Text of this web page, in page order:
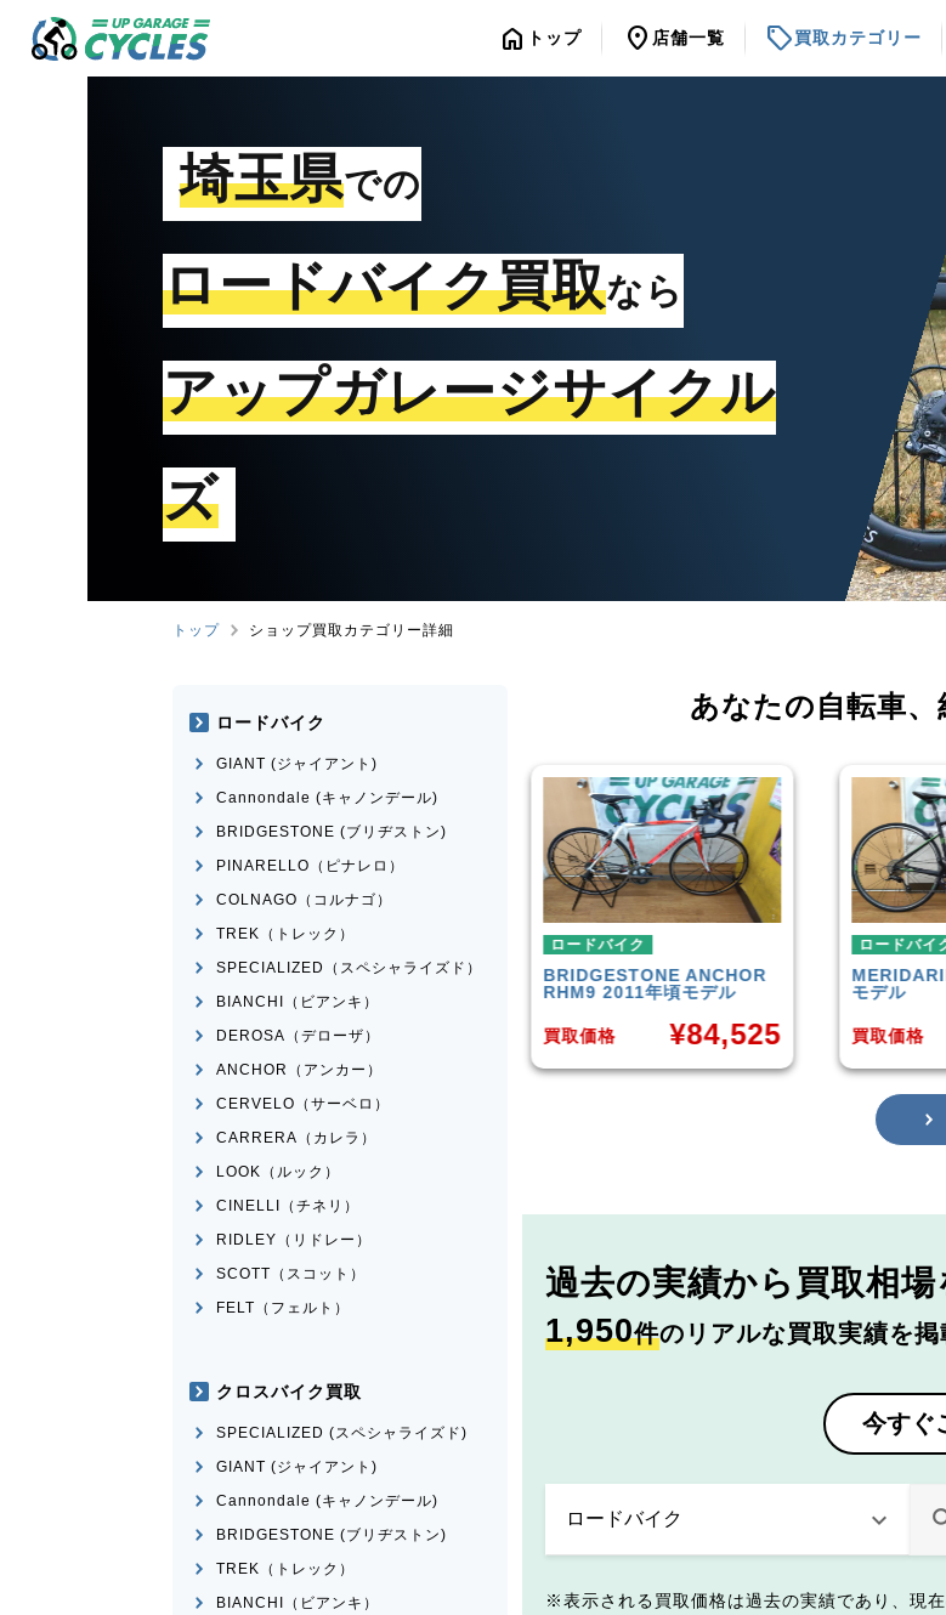
home トップ location_on 店舗一覧 sell買取カテゴリー
埼玉県での
ロードバイク買取なら
アップガレージサイクル
ズ
トップ ショップ買取カテゴリー詳細
あなたの自転車、
ロードバイク
BRIDGESTONE ANCHOR
RHM9 2011年頃モデル
買取価格
ロードバイク
MERIDARIDE 200 2017年
モデル
買取価格 ¥30,283
ロード
EVO 6
買取価格
過去の実績から 買取相
1,950件のリアルな買取実績を掲
今すぐ
表示される買取価格は過去の実績であり、現
ロードバイク
GIANT (ジャイアント)
Cannondale (キャノンデール)
BRIDGESTONE (ブリヂストン)
PINARELLO（ピナレロ）
COLNAGO（コルナゴ）
TREK（トレック）
SPECIALIZED（スペシャライズド）
BIANCHI（ビアンキ）
DEROSA（デローザ）
ANCHOR（アンカー）
CERVELO（サーベロ）
CARRERA（カレラ）
LOOK（ルック）
CINELLI（チネリ）
RIDLEY（リドレー）
SCOTT（スコット）
FELT（フェルト）
クロスバイク買取
SPECIALIZED (スペシャライズド)
GIANT (ジャイアント)
Cannondale (キャノンデール)
BRIDGESTONE (ブリヂストン)
TREK（トレック）
BIANCHI（ビアンキ）